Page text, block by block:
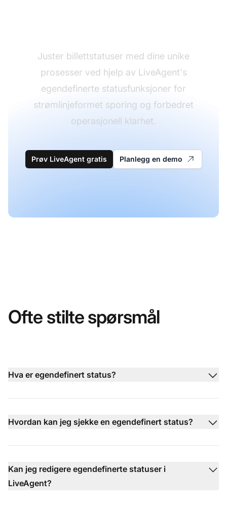
Juster billettstatuser med dine unike
prosesser ved hjelp av LiveAgent's
egendefinerte statusfunksjoner for
strømlinjeformet sporing og forbedret
operasjonell klarhet.
Prøv LiveAgent gratis Planlegg en demo
Ofte stilte spørsmål
Hva er egendefinert status?
Hvordan kan jeg sjekke en egendefinert status?
Kan jeg redigere egendefinerte statuser i
LiveAgent?